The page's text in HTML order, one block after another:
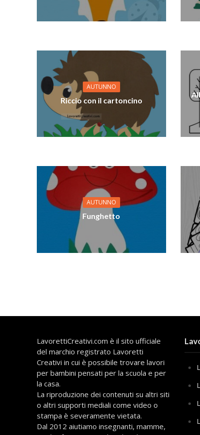
AUTUNNO
Riccio con il cartoncino
AUTUNNO
Funghetto
LavorettiCreativi.com è il sito ufficiale
del marchio registrato Lavoretti
Creativi in cui è possibile trovare lavori
per bambini pensati per la scuola e per
la casa.
La riproduzione dei contenuti su altri siti
o altri supporti mediali come video o
stampa è severamente vietata.
Dal 2012 aiutiamo insegnanti, mamme,